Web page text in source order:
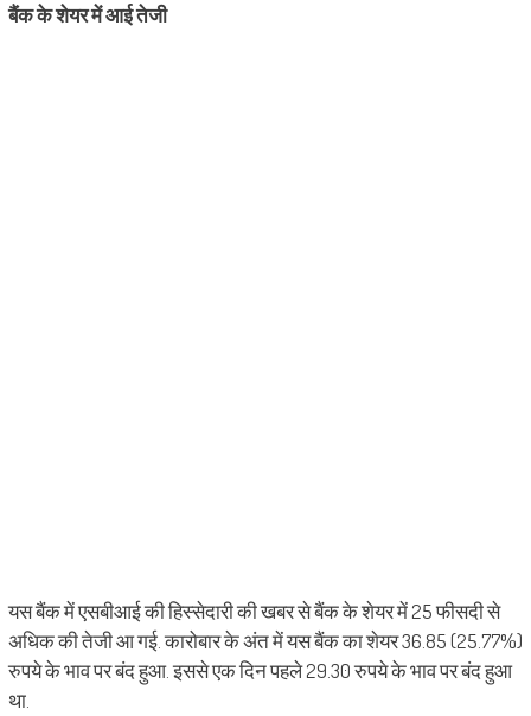
बैंक के शेयर में आई तेजी
यस बैंक में एसबीआई की हिस्‍सेदारी की खबर से बैंक के शेयर में 25 फीसदी से
अधिक की तेजी आ गई. कारोबार के अंत में यस बैंक का शेयर 36.85 (25.77%)
रुपये के भाव पर बंद हुआ. इससे एक दिन पहले 29.30 रुपये के भाव पर बंद हुआ
था.